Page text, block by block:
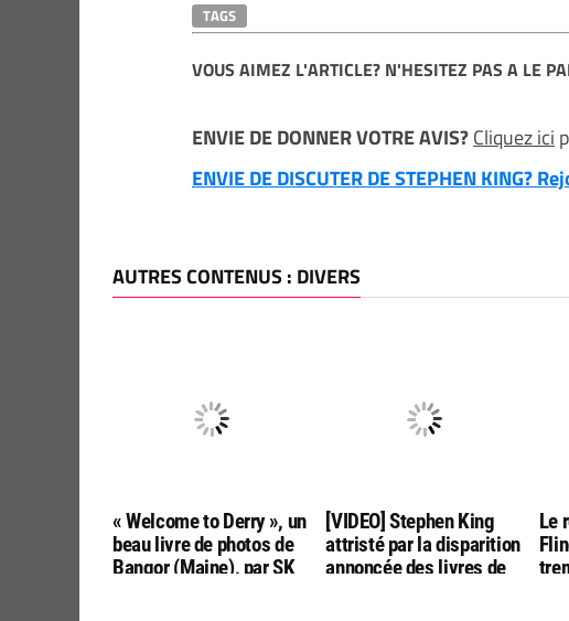
TAGS
VOUS AIMEZ L'ARTICLE? N'HESITEZ PAS A LE
ENVIE DE DONNER VOTRE AVIS?Cliquez ici
ENVIE DE DISCUTER DE STEPHEN KING?
AUTRES CONTENUS : DIVERS
« Welcome to Derry », un
beau livre de photos de
Bangor (Maine), par SK
[VIDEO] Stephen King
attristé par la disparition
annoncée des livres de
Le